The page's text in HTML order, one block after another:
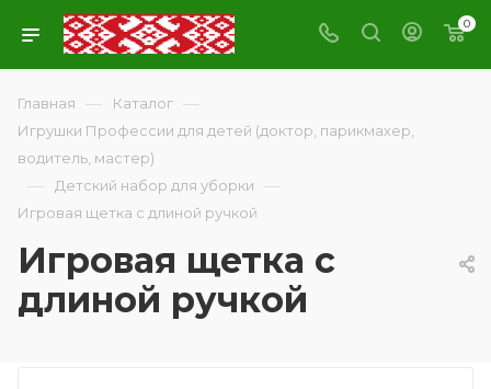
0
Главная — Каталог —
Игрушки Профессии для детей (доктор, парикмахер,
водитель, мастер)
— Детский набор для уборки —
Игровая щетка с длиной ручкой
Игровая щетка с
длиной ручкой